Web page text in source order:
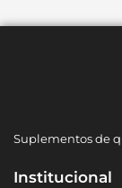
Suplementos de
Institucional